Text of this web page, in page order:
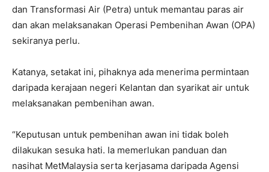
dan Transformasi Air (Petra) untuk memantau paras air
dan akan melaksanakan Operasi Pembenihan Awan (OPA)
sekiranya perlu.
Katanya, setakat ini, pihaknya ada menerima permintaan
daripada kerajaan negeri Kelantan dan syarikat air untuk
melaksanakan pembenihan awan.
“Keputusan untuk pembenihan awan ini tidak boleh
dilakukan sesuka hati. Ia memerlukan panduan dan
nasihat MetMalaysia serta kerjasama daripada Agensi